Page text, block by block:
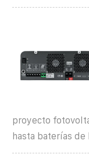
proyecto
hasta baterías de